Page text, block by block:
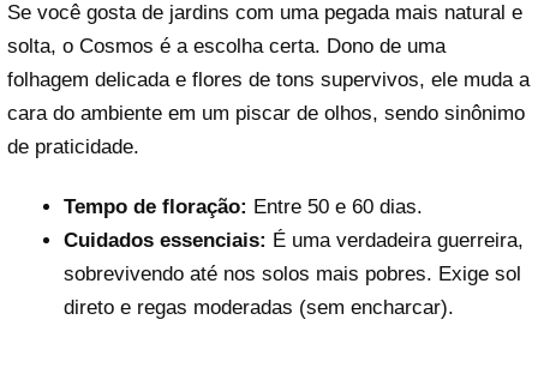
Se você gosta de jardins com uma pegada mais natural e
solta, o Cosmos é a escolha certa. Dono de uma
folhagem delicada e flores de tons supervivos, ele muda a
cara do ambiente em um piscar de olhos, sendo sinônimo
de praticidade.
Tempo de floração: Entre 50 e 60 dias.
Cuidados essenciais: É uma verdadeira guerreira,
sobrevivendo até nos solos mais pobres. Exige sol
direto e regas moderadas (sem encharcar).